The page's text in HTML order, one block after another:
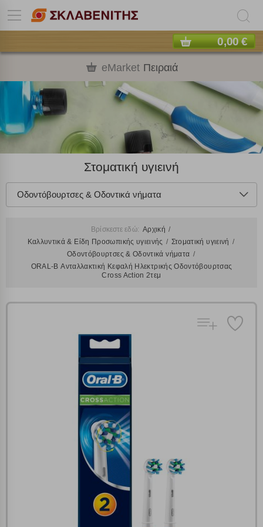
0,00 €
eMarket Πειραιά
Στοματική υγιεινή
Οδοντόβουρτσες & Οδοντικά νήματα
Βρίσκεστε εδώ: Αρχική
Καλλυντικά & Είδη Προσωπικής υγιεινής
Στοματική υγιεινή
Οδοντόβουρτσες & Οδοντικά νήματα
ORAL-B Ανταλλακτική Κεφαλή Ηλεκτρικής Οδοντόβουρτσας
Cross Action 2τεμ
Πολλαπλή αναζήτηση
Χρησιμοποιήστε τη για πιο γρήγορη αναζήτηση
Γράψτε τα προϊόντα που επιθυμείτε, με κόμμα ανάμεσά
τους, και κάντε κλικ στο κουμπί "Αναζήτηση". Θα
εμφανιστούν αποτελέσματα από όλες τις Κατηγορίες και
Ρυθμίσεις Cookies